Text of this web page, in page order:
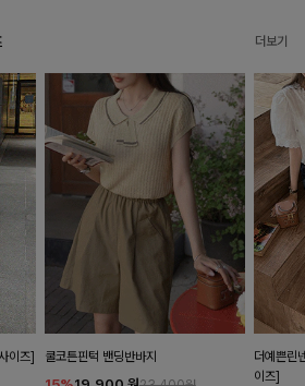
더보기
이즈] 쿨코튼핀턱 밴딩반바지
더예쁜린
이즈]